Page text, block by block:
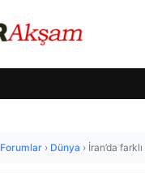
Forumlar › Dünya › İran’da